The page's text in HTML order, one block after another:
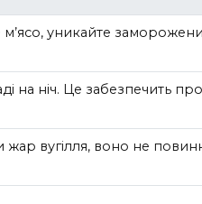
уникайте
на ніч. Це забезпечить
вугілля, воно не